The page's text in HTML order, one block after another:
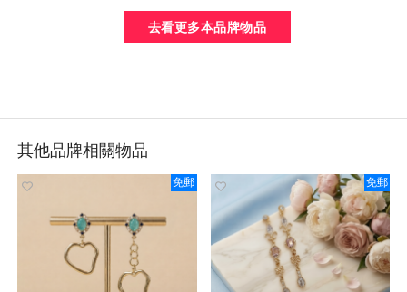
去看更多本品牌物品
其他品牌相關物品
免郵 免郵